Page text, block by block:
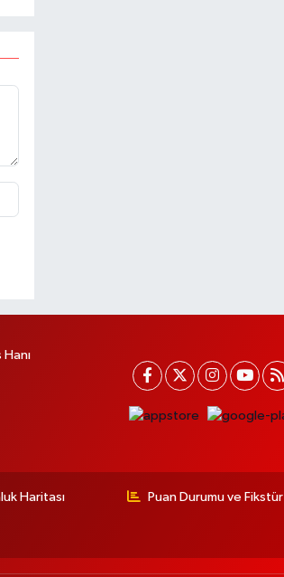
Haritası Puan Durumu ve Fikstür